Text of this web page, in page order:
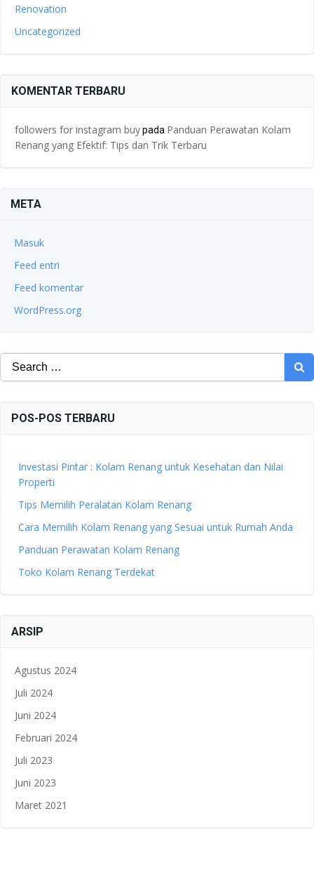
Renovation
Uncategorized
KOMENTAR TERBARU
followers for instagram buypada Panduan Perawatan Kolam
Renang yang Efektif: Tips dan Trik Terbaru
META
Masuk
Feed entri
Feed komentar
WordPress.org
Search
for:
POS-POS TERBARU
Investasi Pintar : Kolam Renang untuk Kesehatan dan Nilai
Properti
Tips Memilih Peralatan Kolam Renang
Cara Memilih Kolam Renang yang Sesuai untuk Rumah Anda
Panduan Perawatan Kolam Renang
Toko Kolam Renang Terdekat
ARSIP
Agustus 2024
Juli 2024
Juni 2024
Februari 2024
Juli 2023
Juni 2023
Maret 2021